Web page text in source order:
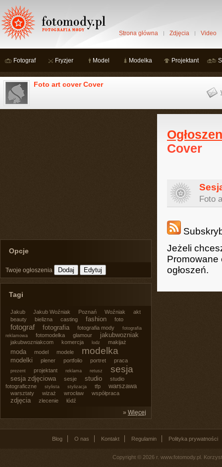
Strona główna Zdjęcia Video
Fotograf Fryzjer Model Modelka Projektant
Foto art cover Cover
Cover
Foto
Jeżeli
Promowane
ogłoszeń.
Opcje
Twoje ogłoszenia
Tagi
Jakub Jakub Woźniak Poznań Woźniak
akt
beauty
bielizna casting fashion foto
fotograf fotografia fotografia mody
fotografia
reklamowa
fotomodelka glamour jakubwozniak
jakubwozniakcom komercja lodz makijaż
moda model modele modelka
modelki plener portfolio portret praca
prezent projektant reklama retusz sesja
sesja zdjęciowa sesje studio
studio
fotograficzne
stylista stylizacja tfp warszawa
warsztaty wizaż wrocław współpraca
zdjęcia zlecenie łódź
» Więcej
Blog O nas Kontakt Regulamin Polityka prywatności
Copyright © 2026 r. www.fotomody.pl.